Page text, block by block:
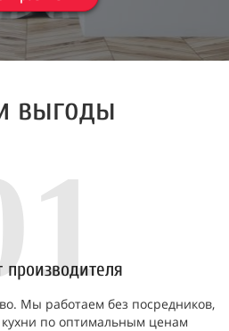
выгоды
производителя
Мы работаем без посредников,
по оптимальным ценам